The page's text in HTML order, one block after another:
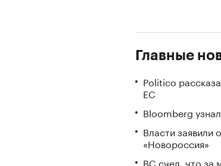
Главные
Politico
ЕС
Bloomberg
Власти заявили
«Новороссия»
ВС счел, что за